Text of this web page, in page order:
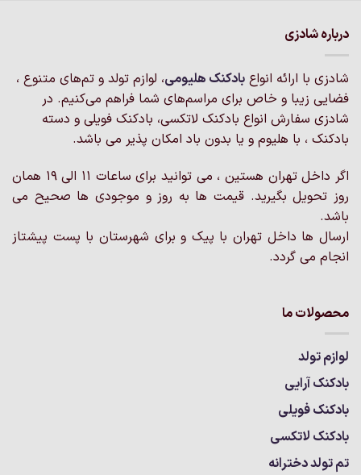
گزینه
ها
ممکن
است
صفحه
محصول
انتخاب
درباره شادزی
شادزی با ارائه انواع بادکنک‌ هلیومی، لوازم تولد و تم‌های متنوع ،
فضایی زیبا و خاص برای مراسم‌های شما فراهم می‌کنیم. در
شادزی سفارش انواع بادکنک لاتکسی، بادکنک فویلی و دسته
بادکنک ، با هلیوم و یا بدون باد امکان پذیر می باشد.
اگر داخل تهران هستین ، می توانید برای ساعات 11 الی 19 همان
روز تحویل بگیرید. قیمت ها به روز و موجودی ها صحیح می
باشد.
ارسال ها داخل تهران با پیک و برای شهرستان با پست پیشتاز
انجام می گردد.
محصولات ما
لوازم تولد
بادکنک آرایی
بادکنک فویلی
بادکنک لاتکسی
تم تولد دخترانه